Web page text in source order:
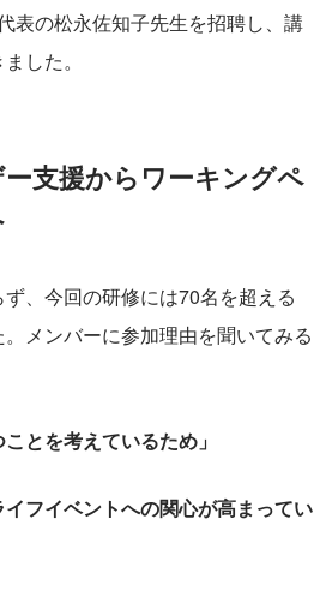
表の松永佐知子先生を招聘し、講
した。
支援からワーキングペ
、今回の研修には70名を超える
メンバーに参加理由を聞いてみる
とを考えているため」
イフイベントへの関心が高まってい